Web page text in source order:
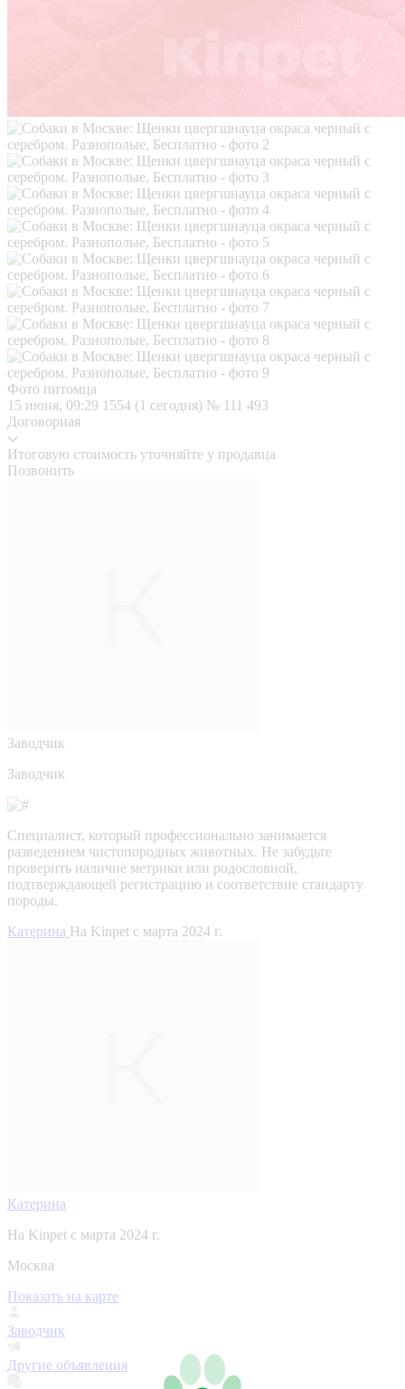
Фото питомца
15 июня, 09:29 1554 (1 сегодня) № 111 493
Договорная
Итоговую стоимость уточняйте у продавца
Позвонить
Заводчик
Заводчик
Специалист, который профессионально занимается
разведением чистопородных животных. Не забудьте
проверить наличие метрики или родословной,
подтверждающей регистрацию и соответствие стандарту
породы.
Катерина На Kinpet c марта 2024 г.
Катерина
На Kinpet c марта 2024 г.
Москва
Показать на карте
Заводчик
Другие объявления